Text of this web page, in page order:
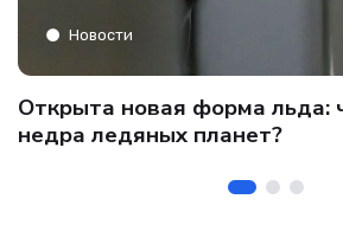
Новости
Открыта новая форма льда:
недра ледяных планет?